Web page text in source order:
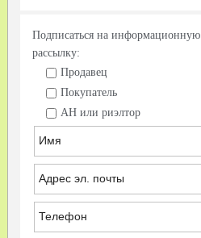
Подписаться на информационную
рассылку:
Продавец
Покупатель
АН или риэлтор